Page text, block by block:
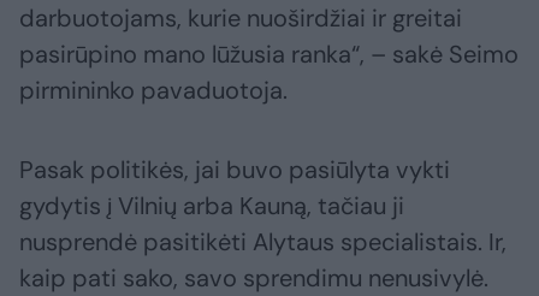
darbuotojams, kurie nuoširdžiai ir greitai
pasirūpino mano lūžusia ranka“, – sakė Seimo
pirmininko pavaduotoja.
Pasak politikės, jai buvo pasiūlyta vykti
gydytis į Vilnių arba Kauną, tačiau ji
nusprendė pasitikėti Alytaus specialistais. Ir,
kaip pati sako, savo sprendimu nenusivylė.